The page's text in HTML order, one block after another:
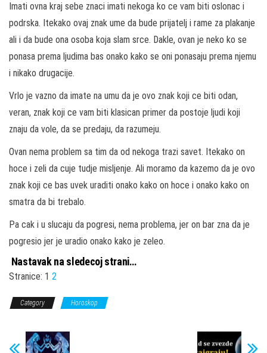
Imati ovna kraj sebe znaci imati nekoga ko ce vam biti oslonac i
podrska. Itekako ovaj znak ume da bude prijatelj i rame za plakanje
ali i da bude ona osoba koja slam srce. Dakle, ovan je neko ko se
ponasa prema ljudima bas onako kako se oni ponasaju prema njemu
i nikako drugacije.
Vrlo je vazno da imate na umu da je ovo znak koji ce biti odan,
veran, znak koji ce vam biti klasican primer da postoje ljudi koji
znaju da vole, da se predaju, da razumeju.
Ovan nema problem sa tim da od nekoga trazi savet. Itekako on
hoce i zeli da cuje tudje misljenje. Ali moramo da kazemo da je ovo
znak koji ce bas uvek uraditi onako kako on hoce i onako kako on
smatra da bi trebalo.
Pa cak i u slucaju da pogresi, nema problema, jer on bar zna da je
pogresio jer je uradio onako kako je zeleo.
Nastavak na sledecoj strani…
Stranice: 1 2
Category Horoskop